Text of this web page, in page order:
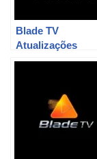
Blade TV
Atualizações
automáticas